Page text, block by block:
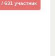
631 участник